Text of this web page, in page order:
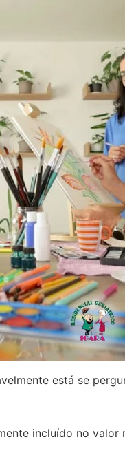
está se
incluído no